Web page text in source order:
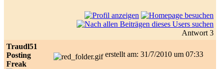
Antwort 3
Traudl51
Posting
Freak
erstellt am: 31/7/2010 um 07:33